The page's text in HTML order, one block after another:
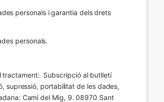
personals i garantia dels drets
personals.
Subscripció al butlletí
supressió, portabilitat de les dades,
Camí del Mig, 9. 08970 Sant